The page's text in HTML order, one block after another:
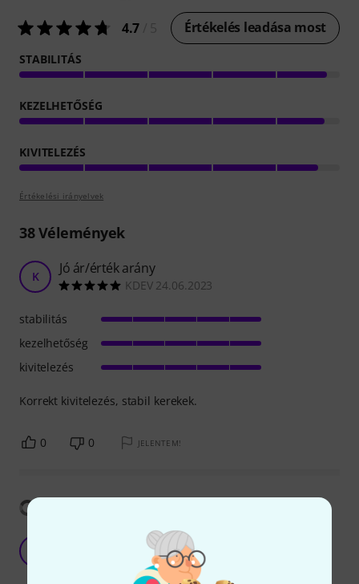
4.7 Értékelés leadása most
STABILITÁS
KEZELHETŐSÉG
KIVITELEZÉS
Értékelési irányelvek
38Vélemények
K Jó ár/érték arány
KDEV 24.06.2023
Korrekt kivitelezés, stabil kerekek.
stabilitás
kezelhetőség
kivitelezés
0 0 JELENTEM!
Good case and good price
Sean8154 28.03.2019